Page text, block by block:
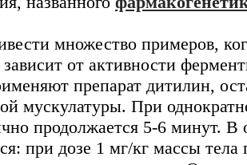
множество примеров,
от активности
препарат дитилин,
мускулатуры. При
продолжается 5-6 минут. В
при дозе 1 мг/кг массы тела